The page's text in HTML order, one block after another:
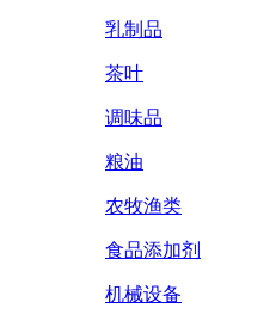
乳制品
茶叶
调味品
粮油
农牧渔类
食品添加剂
机械设备